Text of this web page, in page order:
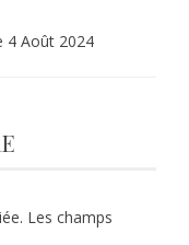
4 Août 2024
Les champs